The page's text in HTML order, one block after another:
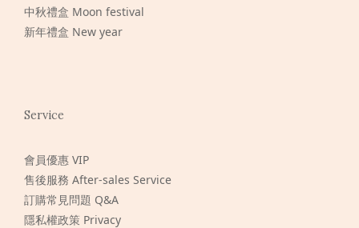
中秋禮盒 Moon festival
新年禮盒 New year
Service
會員優惠 VIP
售後服務 After-sales Service
訂購常見問題 Q&A
隱私權政策 Privacy